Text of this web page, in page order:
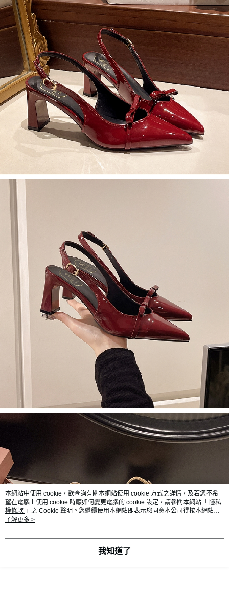
本網站中使用 cookie，欲查詢有關本網站使用 cookie 方式之詳情，及若您不希
望在電腦上使用 cookie 時應如何變更電腦的 cookie 設定，請參閱本網站「 隱私
權條款 」之 Cookie 聲明。您繼續使用本網站即表示您同意本公司得按本網站使
用條款之 Cookie 聲明使用 cookie。
了解更多 >
我知道了